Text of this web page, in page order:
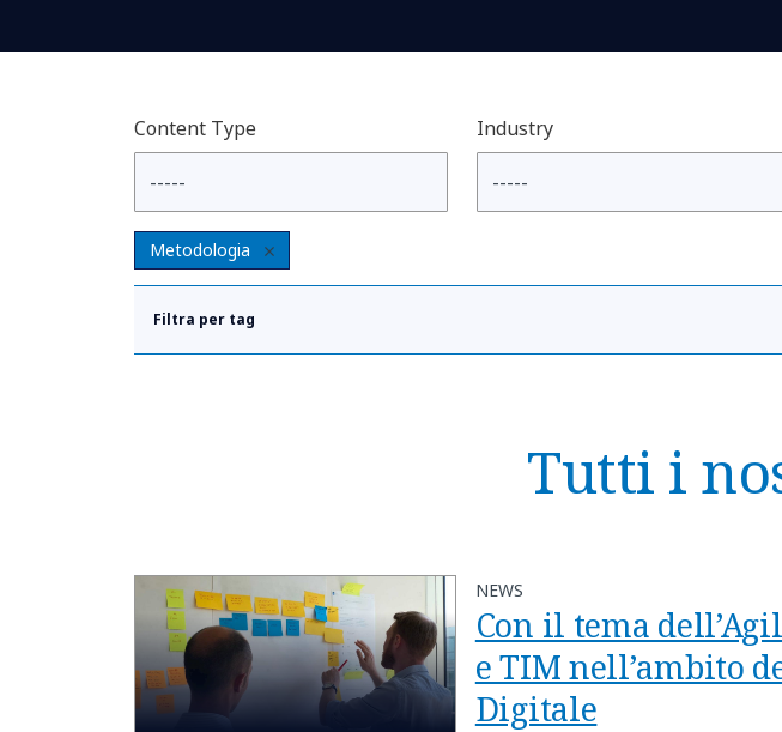
Content Type Industry
Metodologia
Filtra per tag
Tutti i
NEWS
Con il tema
e TIM nell’ambito
Digitale